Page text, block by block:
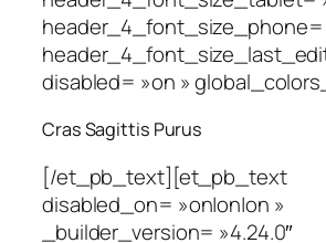
header_4_font_size_phone=
disabled= »on »
Cras Sagittis Purus
[/et_pb_text][et_pb_text
disabled_on= »on|on|on »
_builder_version= »4.24.0″